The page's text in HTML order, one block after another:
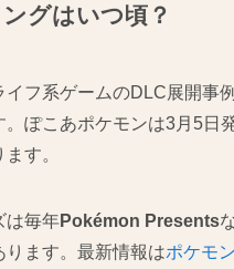
グはいつ頃？
イフ系ゲームのDLC展開事
ぽこあポケモンは3月5日
す。
は毎年Pokémon Presents
ます。最新情報はポケモ